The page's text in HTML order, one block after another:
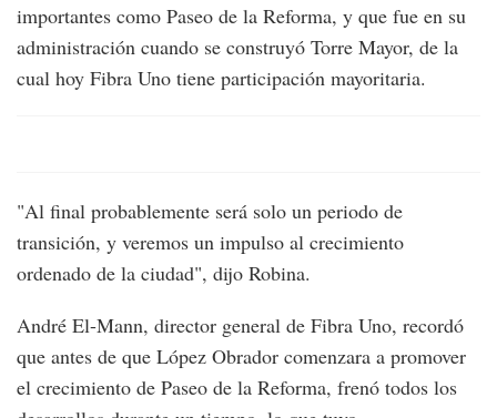
importantes como Paseo de la Reforma, y que fue en su
administración cuando se construyó Torre Mayor, de la
cual hoy Fibra Uno tiene participación mayoritaria.
"Al final probablemente será solo un periodo de
transición, y veremos un impulso al crecimiento
ordenado de la ciudad", dijo Robina.
André El-Mann, director general de Fibra Uno, recordó
que antes de que López Obrador comenzara a promover
el crecimiento de Paseo de la Reforma, frenó todos los